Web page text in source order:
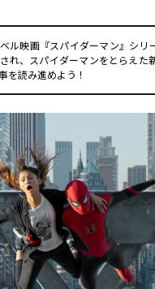
ル映画『スパイダーマン』シリ
れ、スパイダーマンをとらえた
を読み進めよう！